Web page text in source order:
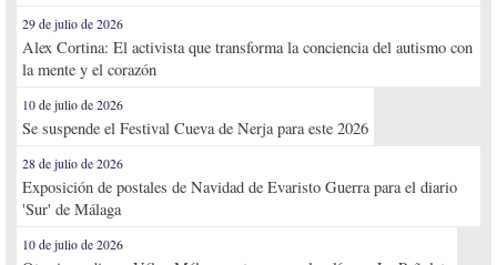
29 de julio de 2026
Alex Cortina: El activista que transforma la conciencia del autismo con
la mente y el corazón
10 de julio de 2026
Se suspende el Festival Cueva de Nerja para este 2026
28 de julio de 2026
Exposición de postales de Navidad de Evaristo Guerra para el diario
'Sur' de Málaga
10 de julio de 2026